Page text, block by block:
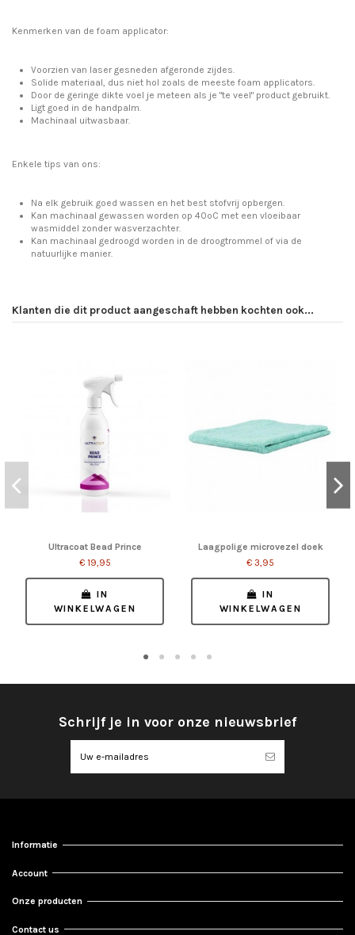
Kenmerken van de foam applicator:
Voorzien van laser gesneden afgeronde zijdes.
Solide materiaal, dus niet hol zoals de meeste foam applicators.
Door de geringe dikte voel je meteen als je "te veel" product gebruikt.
Ligt goed in de handpalm.
Machinaal uitwasbaar.
Enkele tips van ons:
Na elk gebruik goed wassen en het best stofvrij opbergen.
Kan machinaal gewassen worden op 40ºC met een vloeibaar
wasmiddel zonder wasverzachter.
Kan machinaal gedroogd worden in de droogtrommel of via de
natuurlijke manier.
Klanten die dit product aangeschaft hebben kochten ook...
Ultracoat Bead Prince
€ 19,95
IN
WINKELWAGEN
Laagpolige microvezel doek
€ 3,95
IN
WINKELWAGEN
Schrijf je in voor onze nieuwsbrief
Informatie
Account
Onze producten
Contact us